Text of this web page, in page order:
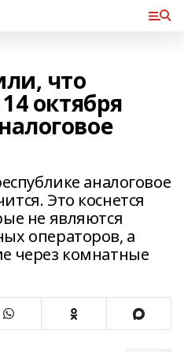
что
октября
аналоговое
Это коснется
не являются
операторов, а
через комнатные